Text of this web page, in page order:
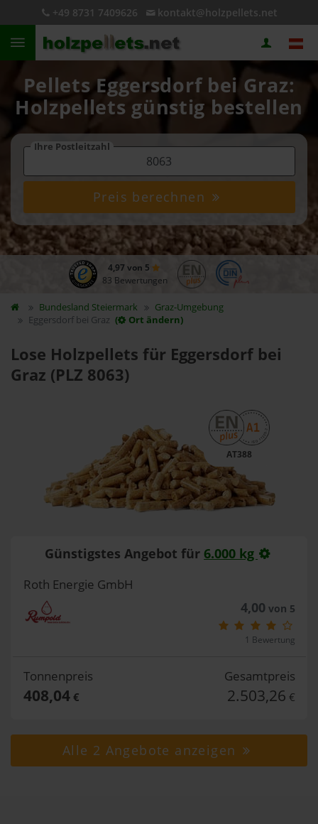
+49 8731 7409626 kontakt@holzpellets.net
Pellets Eggersdorf bei Graz:
Holzpellets günstig bestellen
Ihre Postleitzahl
Preis berechnen
4,97 von 5
83 Bewertungen
Bundesland Steiermark
Graz-Umgebung
Eggersdorf bei Graz ( Ort ändern)
Lose Holzpellets für Eggersdorf bei
Graz (PLZ 8063)
AT388
Günstigstes Angebot für 6.000 kg
Roth Energie GmbH
4,00 von 5
1 Bewertung
Tonnenpreis
408,04€
Gesamtpreis
2.503,26 €
Alle 2 Angebote anzeigen